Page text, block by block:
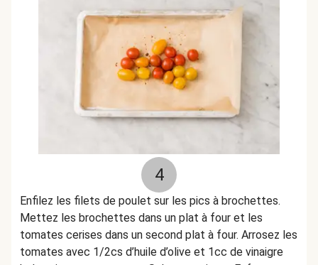
4
Enfilez les filets de poulet sur les pics à brochettes.
Mettez les brochettes dans un plat à four et les
tomates cerises dans un second plat à four. Arrosez les
tomates avec 1/2cs d’huile d’olive et 1cc de vinaigre